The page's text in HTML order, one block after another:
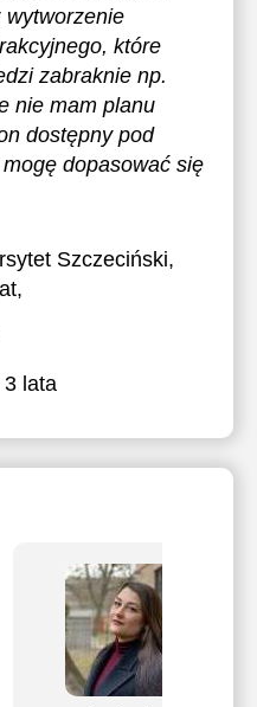
wytworzenie
które
zabraknie np.
nie mam planu
dostępny pod
dopasować się
Szczeciński,
3 lata